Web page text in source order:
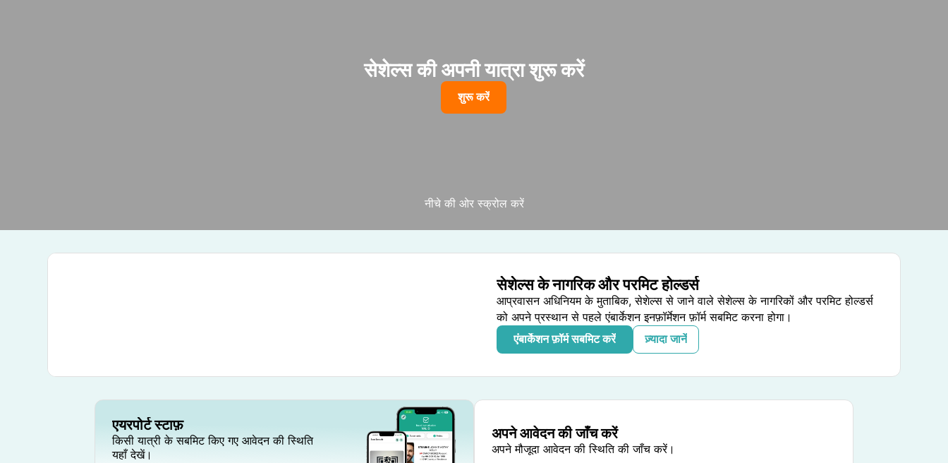
सेशेल्स की अपनी यात्रा शुरू करें
शुरू करें
नीचे की ओर स्क्रोल करें
सेशेल्स के नागरिक और परमिट होल्डर्स
आप्रवासन अधिनियम के मुताबिक, सेशेल्स से जाने वाले सेशेल्स के नागरिकों और परमिट होल्डर्स
को अपने प्रस्थान से पहले एंबार्केशन इनफ़ॉर्मेशन फ़ॉर्म सबमिट करना होगा।
एंबार्केशन फ़ॉर्म सबमिट करें ज़्यादा जानें
एयरपोर्ट स्टाफ़
किसी यात्री के सबमिट किए गए आवेदन की स्थिति
यहाँ देखें।
अपने आवेदन की जाँच करें
अपने मौजूदा आवेदन की स्थिति की जाँच करें।